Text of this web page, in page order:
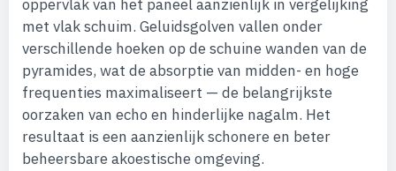
oppervlak van het paneel aanzienlijk in vergelijking
met vlak schuim. Geluidsgolven vallen onder
verschillende hoeken op de schuine wanden van de
pyramides, wat de absorptie van midden- en hoge
frequenties maximaliseert — de belangrijkste
oorzaken van echo en hinderlijke nagalm. Het
resultaat is een aanzienlijk schonere en beter
beheersbare akoestische omgeving.